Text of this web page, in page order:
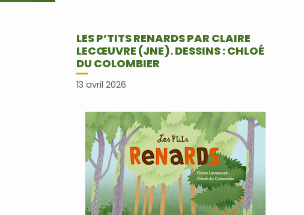
LES P’TITS RENARDS PAR CLAIRE
LECŒUVRE (JNE). DESSINS : CHLOÉ
DU COLOMBIER
13 avril 2026